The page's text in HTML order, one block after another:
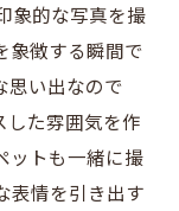
象的な写真を撮
象徴する瞬間で
思い出なので
した雰囲気を作
ットも一緒に撮
表情を引き出す